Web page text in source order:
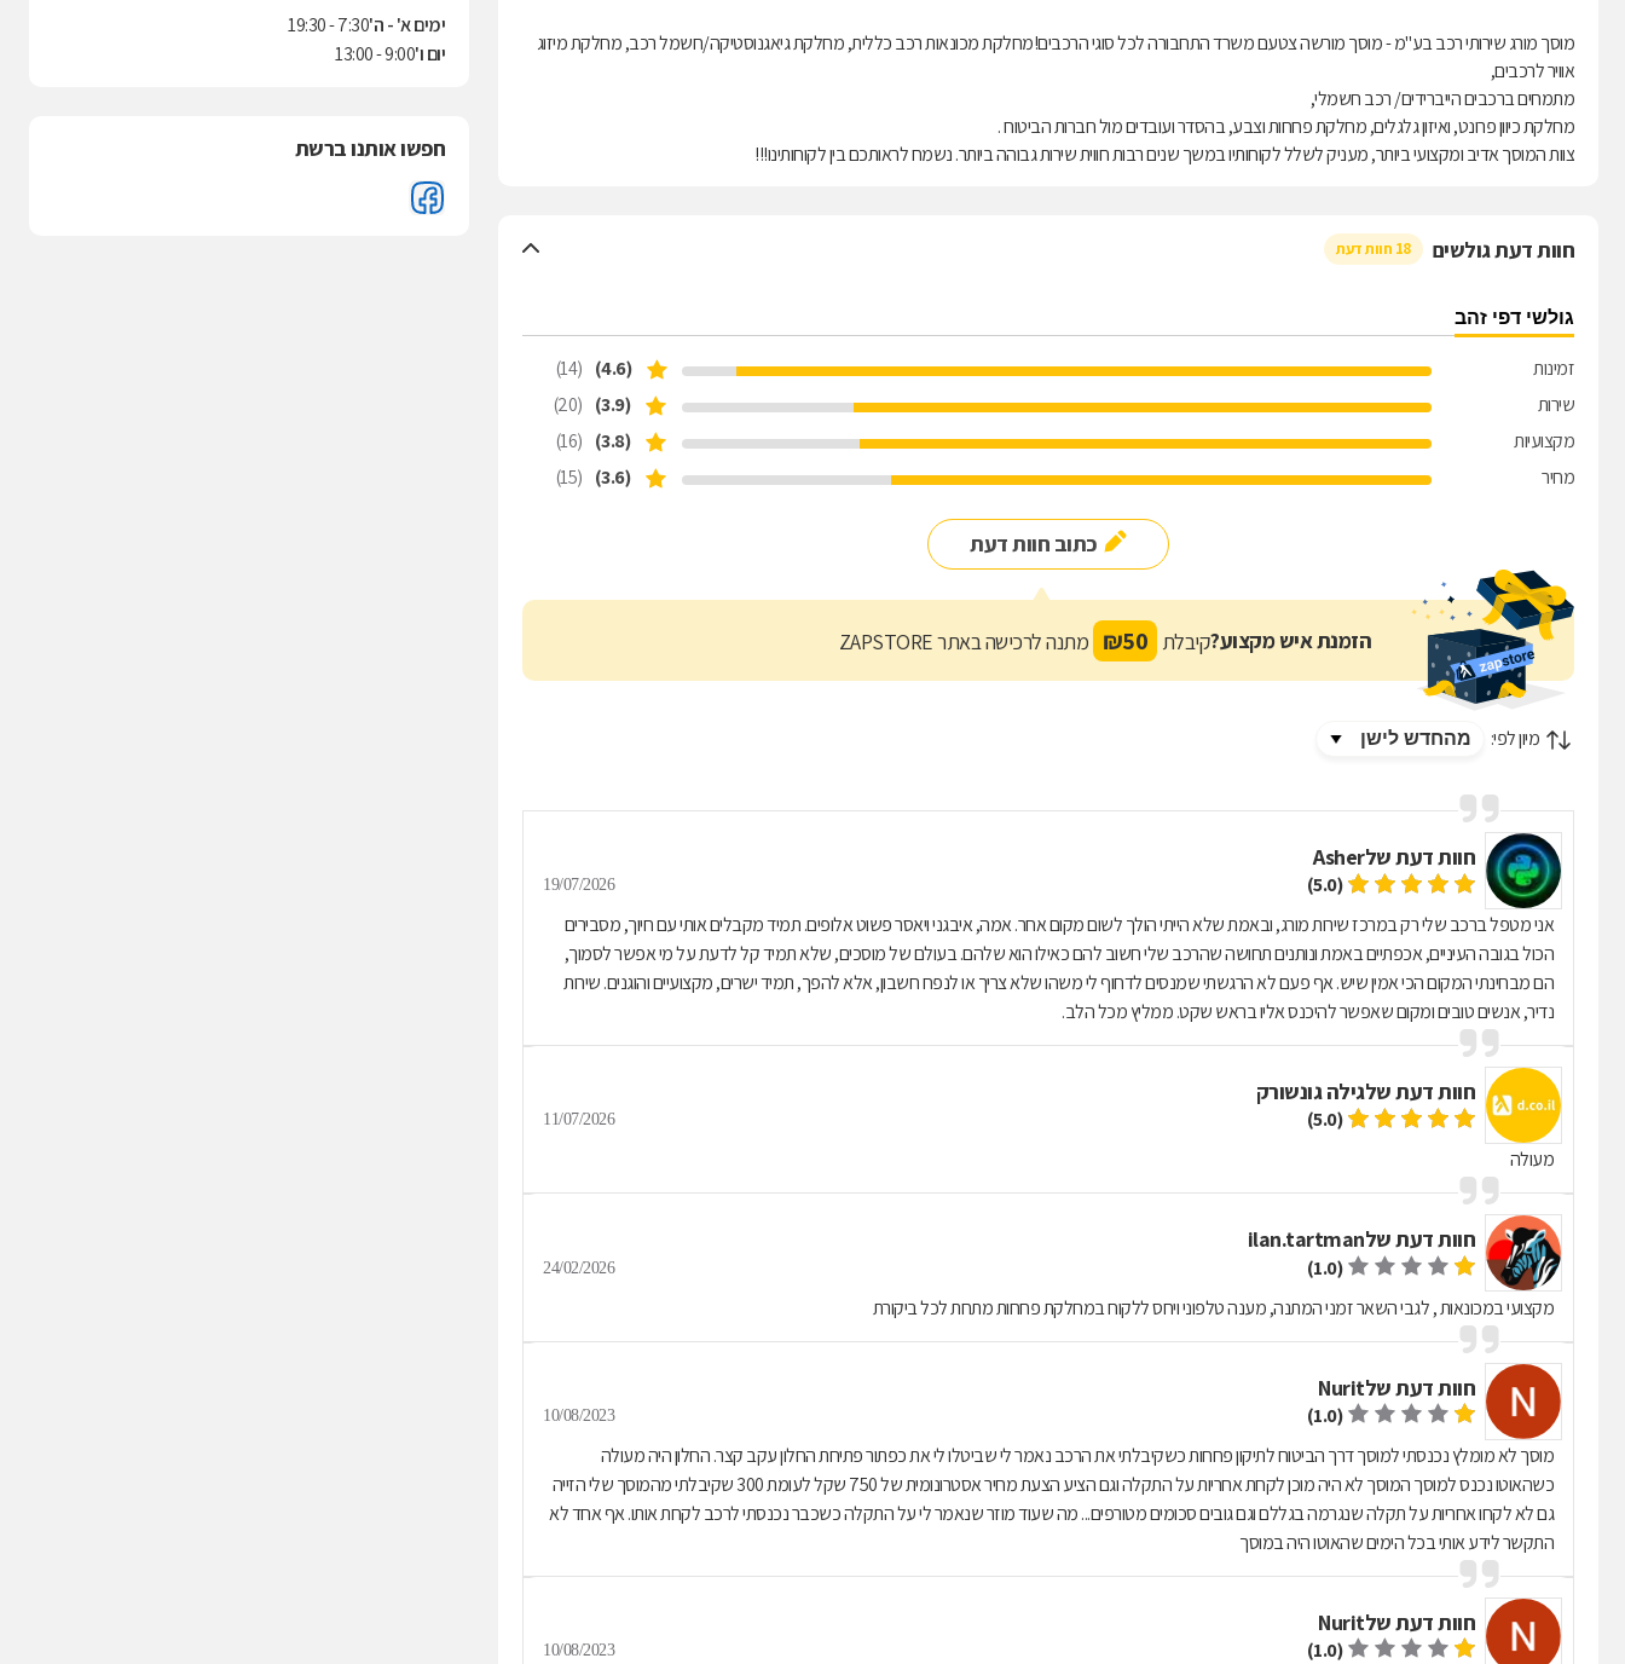
מוסך מורג שירותי רכב בע"מ - מוסך מורשה צטעם משרד התחבורה לכל סוגי הרכבים!מחלקת מכונאות רכב כללית, מחלקת גיאגנוסטיקה/חשמל רכב, מחלקת מיזוג
אוויר לרכבים,
מתמחים ברכבים הייברידים/ רכב חשמלי,
מחלקת כיוון פרונט, ואיזון גלגלים, מחלקת פחחות וצבע, בהסדר ועובדים מול חברות הביטוח .
צוות המוסך אדיב ומקצועי ביותר, מעניק לשלל לקוחותיו במשך שנים רבות חווית שירות גבוהה ביותר. נשמח לראותכם בין לקוחותינו!!!
חוות דעת גולשים 18 חוות דעת
גולשי דפי זהב
זמינות (4.6)
(14)
שירות
(3.9)
(20)
מקצועיות
(3.8)
(16)
מחיר
(3.6)
(15)
כתוב חוות דעת
הזמנת איש מקצוע?קיבלת 50
₪ מתנה לרכישה באתר ZAPSTORE
מיון לפי:
חוות דעת שלAsher
(5.0)
19/07/2026
אני מטפל ברכב שלי רק במרכז שירות מורג, ובאמת שלא הייתי הולך לשום מקום אחר. אמה, איבגני ויאסר פשוט אלופים. תמיד מקבלים אותי עם חיוך, מסבירים
הכול בגובה העיניים, אכפתיים באמת ונותנים תחושה שהרכב שלי חשוב להם כאילו הוא שלהם. בעולם של מוסכים, שלא תמיד קל לדעת על מי אפשר לסמוך,
הם מבחינתי המקום הכי אמין שיש. אף פעם לא הרגשתי שמנסים לדחוף לי משהו שלא צריך או לנפח חשבון, אלא להפך, תמיד ישרים, מקצועיים והוגנים. שירות
נדיר, אנשים טובים ומקום שאפשר להיכנס אליו בראש שקט. ממליץ מכל הלב.
חוות דעת שלגילה גונשורק
(5.0)
11/07/2026
מעולה
חוות דעת שלilan.tartman
(1.0)
24/02/2026
מקצועי במכונאות , לגבי השאר זמני המתנה, מענה טלפוני ויחס ללקוח במחלקת פחחות מתחת לכל ביקורת
חוות דעת שלNurit
(1.0)
10/08/2023
מוסך לא מומלץ נכנסתי למוסך דרך הביטוח לתיקון פחחות כשקיבלתי את הרכב נאמר לי שביטלו לי את כפתור פתיחת החלון עקב קצר. החלון היה מעולה
כשהאוטו נכנס למוסך המוסך לא היה מוכן לקחת אחריות על התקלה וגם הציע הצעת מחיר אסטרונומית של 750 שקל לעומת 300 שקיבלתי מהמוסך שלי הזייה
גם לא לקחו אחריות על תקלה שנגרמה בגללם וגם גובים סכומים מטורפים... מה שעוד מוזר שנאמר לי על התקלה כשכבר נכנסתי לרכב לקחת אותו. אף אחד לא
התקשר לידע אותי בכל הימים שהאוטו היה במוסך
חוות דעת שלNurit
(1.0)
10/08/2023
ימים א' - ה'7:30 - 19:30
יום ו'9:00 - 13:00
חפשו אותנו ברשת